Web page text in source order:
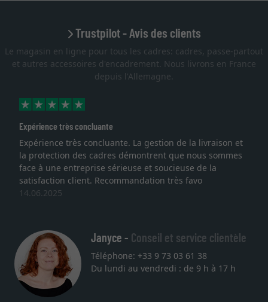
Trustpilot - Avis des clients
Le magasin en ligne pour tous les cadres: cadres, passe-partout
et autres accessoires d'encadrement. Nous livrons en France
depuis l'Allemagne.
Expérience très concluante
Expérience très concluante. La gestion de la livraison et
la protection des cadres démontrent que nous sommes
face à une entreprise sérieuse et soucieuse de la
satisfaction client. Recommandation très favo
14.06.2025
Janyce - Conseil et service clientèle
Téléphone: +33 9 73 03 61 38
Du lundi au vendredi : de 9 h à 17 h